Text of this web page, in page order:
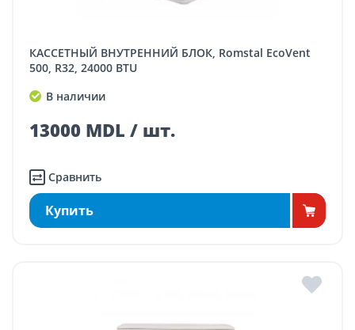
КАССЕТНЫЙ ВНУТРЕННИЙ БЛОК, Romstal EcoVent
500, R32, 24000 BTU
В наличии
13000 MDL / шт.
Сравнить
Купить